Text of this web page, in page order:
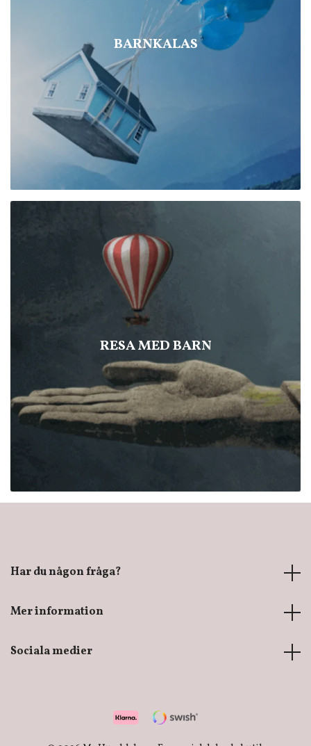
BARNKALAS
RESA MED BARN
Har du någon fråga?
Mer information
Sociala medier